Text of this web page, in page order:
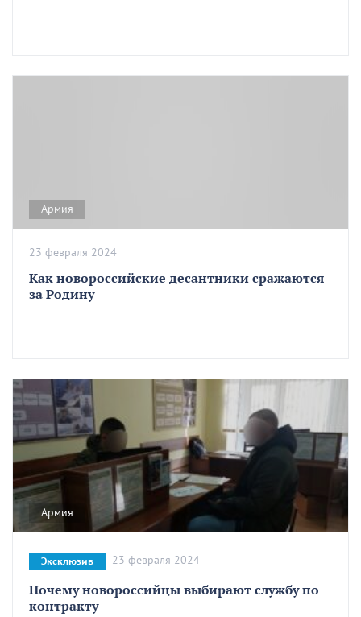
Армия
Как новороссийские десантники сражаются
за Родину
23 февраля 2024
Армия
Почему новороссийцы выбирают службу по
контракту
Эксклюзив 23 февраля 2024